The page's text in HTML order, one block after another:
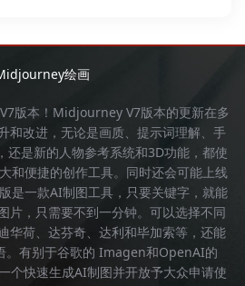
绘画
版本！ Midjourney V7版本的更新在多
和改进，无论是画质、提示词理解、手
还是新的人物参考系统和3D功能，都使
和便捷的创作工具。同时还会可能上线
是一款AI制图工具，只要关键字，就能
片，只需要不到一分钟。可以选择不同
华荷、达芬奇、达利和毕加索等，还能
。有别于谷歌的 Imagen和OpenAI的
个快速生成AI制图并开放予大众申请使